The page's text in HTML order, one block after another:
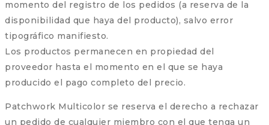
momento del registro de los pedidos (a reserva de la
disponibilidad que haya del producto), salvo error
tipográfico manifiesto.
Los productos permanecen en propiedad del
proveedor hasta el momento en el que se haya
producido el pago completo del precio.
Patchwork Multicolor se reserva el derecho a rechazar
un pedido de cualquier miembro con el que tenga un